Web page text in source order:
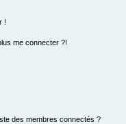
!
me connecter ?!
des membres connectés ?